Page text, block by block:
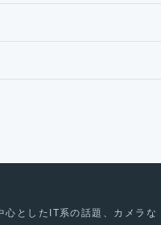
心としたIT系の話題、カメラな